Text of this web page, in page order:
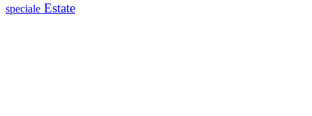
speciale Estate